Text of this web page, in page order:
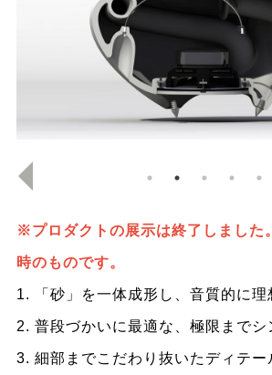
※プロダクトの展示は終了しました
時のものです。
1. 「砂」を一体成形し、音質的に
2. 普段づかいに最適な、極限までシ
3. 細部までこだわり抜いたディテー